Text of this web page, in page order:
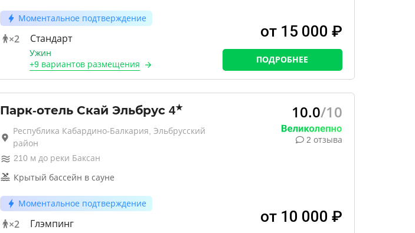
Моментальное подтверждение
×2 Стандарт
Ужин
+9 вариантовразмещения
от 15 000 ₽
ПОДРОБНЕЕ
Парк-отель Скай Эльбрус 4★
Республика Кабардино-Балкария, Эльбрусский
район
210 м до реки Баксан
Крытый бассейн в сауне
Моментальное подтверждение
×2 Глэмпинг
10.0/10
2 отзыва
от 10 000 ₽